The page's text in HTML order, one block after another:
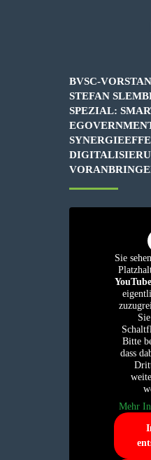
BVSC-
STEFAN
SPEZIAL:
Sie
YouTube
Bitte
dass
Mehr